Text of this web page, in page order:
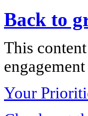
Back to
This
Your